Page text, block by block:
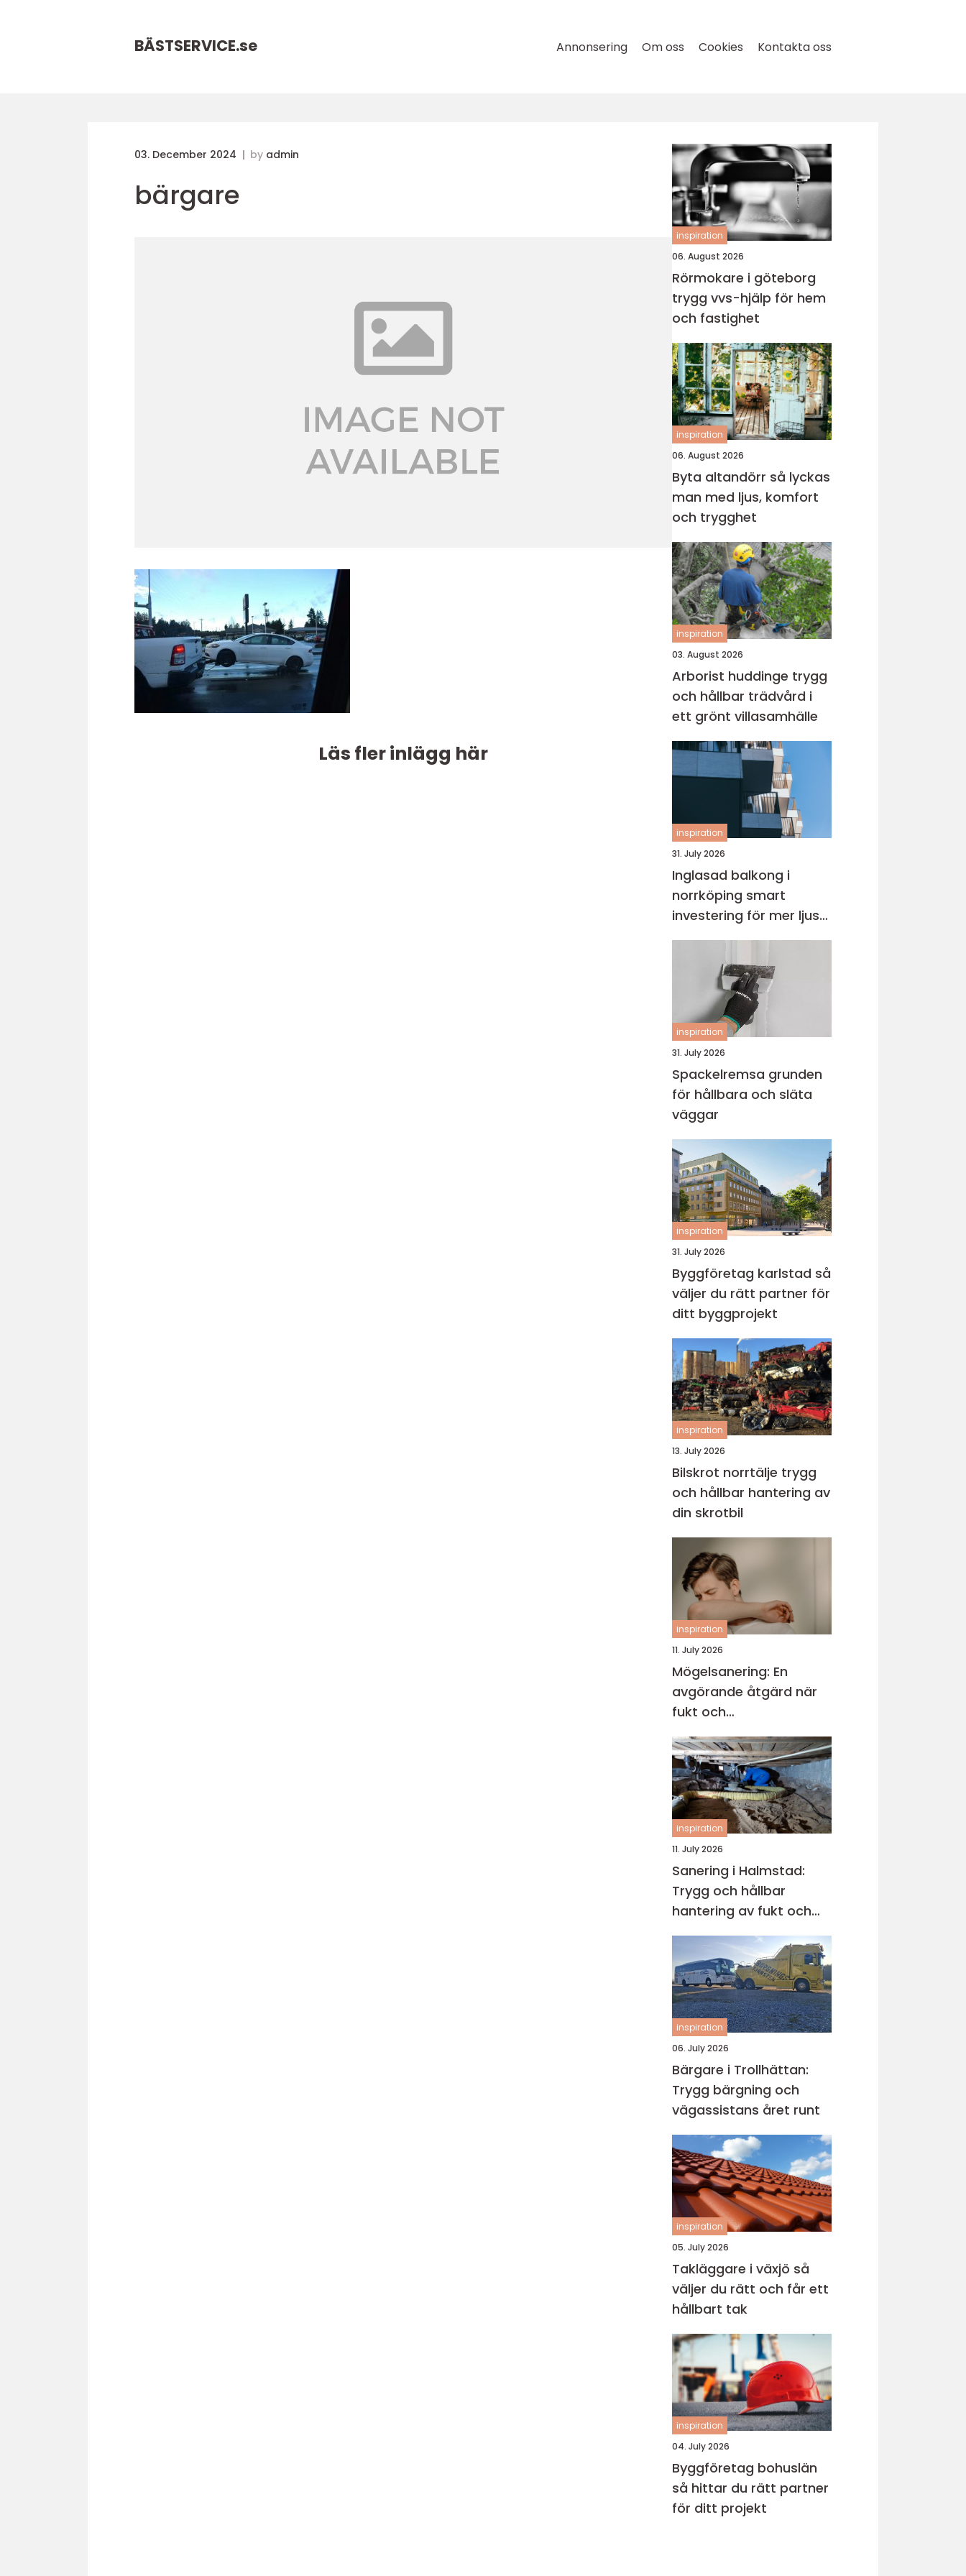
BÄSTSERVICE.se Annonsering Om oss Cookies Kontakta oss
03. December 2024 by admin
bärgare
Läs fler inlägg här
inspiration
06. August 2026
Rörmokare i göteborg
trygg vvs-hjälp för hem
och fastighet
inspiration
06. August 2026
Byta altandörr så lyckas
man med ljus, komfort
och trygghet
inspiration
03. August 2026
Arborist huddinge trygg
och hållbar trädvård i
ett grönt villasamhälle
inspiration
31. July 2026
Inglasad balkong i
norrköping smart
investering för mer ljus
och extra yta
inspiration
31. July 2026
Spackelremsa grunden
för hållbara och släta
väggar
inspiration
31. July 2026
Byggföretag karlstad så
väljer du rätt partner för
ditt byggprojekt
inspiration
13. July 2026
Bilskrot norrtälje trygg
och hållbar hantering av
din skrotbil
inspiration
11. July 2026
Mögelsanering: En
avgörande åtgärd när
fukt och
mikroorganismer har
fått fäste i en byggnad
inspiration
11. July 2026
Sanering i Halmstad:
Trygg och hållbar
hantering av fukt och
skador
inspiration
06. July 2026
Bärgare i Trollhättan:
Trygg bärgning och
vägassistans året runt
inspiration
05. July 2026
Takläggare i växjö så
väljer du rätt och får ett
hållbart tak
inspiration
04. July 2026
Byggföretag bohuslän
så hittar du rätt partner
för ditt projekt